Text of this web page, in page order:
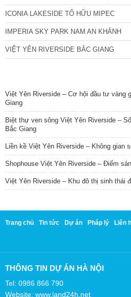
ICONIA LAKESIDE TỐ HỮU MIPEC
IMPERIA SKY PARK NAM AN KHÁNH
VIỆT YÊN RIVERSIDE BẮC GIANG
Việt Yên Riverside – Cơ hội đầu tư vàng
Giang
Biệt thự ven sông Việt Yên Riverside –
Bắc Giang
Liền kề Việt Yên Riverside – Không gian
Shophouse Việt Yên Riverside – Điểm
Việt Yên Riverside – Khu đô thị sinh thái
Trang chủ Tin tức Dự án Pháp lý Liên
THÔNG TIN DỰ ÁN HÀ NỘI
Tel: 0986 866 790
Website: www.land24h.net